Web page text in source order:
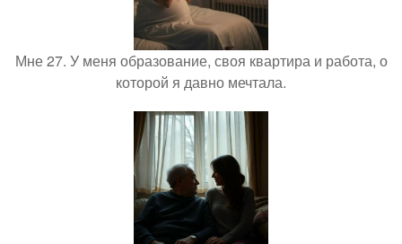
Мне 27. У меня образование, своя квартира и работа, о
которой я давно мечтала.